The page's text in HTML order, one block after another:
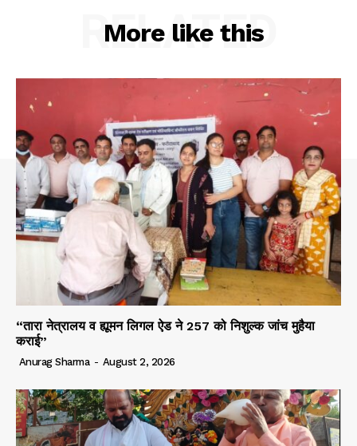
More like this
RELATED
“तारा नेत्रालय व ह्यूमन लिगल ऐड ने 257 को निशुल्क जांच मुहैया
कराई”
Anurag Sharma - August 2, 2026